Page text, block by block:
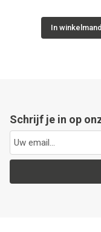
In
Schrijf je in op